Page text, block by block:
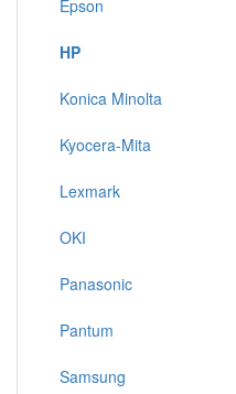
Epson
HP
Konica Minolta
Kyocera-Mita
Lexmark
OKI
Panasonic
Pantum
Samsung